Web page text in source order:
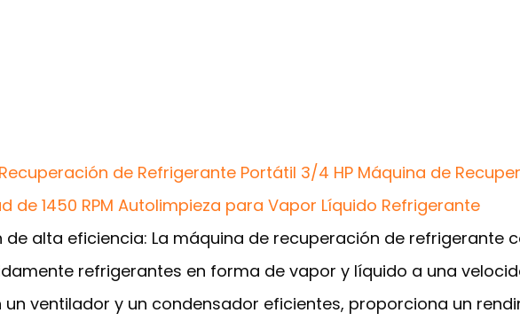
de Refrigerante Portátil 3/4 HP Máquina de
de 1450 RPM Autolimpieza para Vapor Líquido Refrigerante
de alta eficiencia: La máquina de recuperación de refrigerante
refrigerantes en forma de vapor y líquido a una
un ventilador y un condensador eficientes, proporciona un